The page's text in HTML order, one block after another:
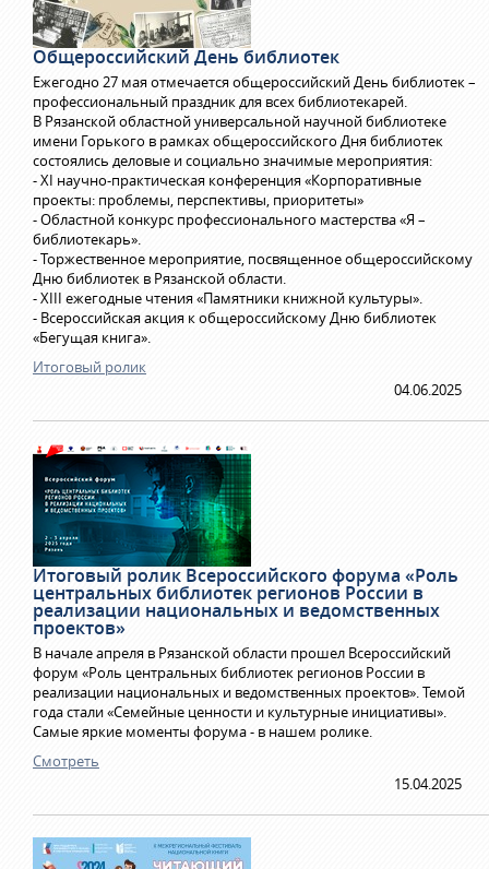
Общероссийский День библиотек
Ежегодно 27 мая отмечается общероссийский День библиотек –
профессиональный праздник для всех библиотекарей.
В Рязанской областной универсальной научной библиотеке
имени Горького в рамках общероссийского Дня библиотек
состоялись деловые и социально значимые мероприятия:
- XI научно-практическая конференция «Корпоративные
проекты: проблемы, перспективы, приоритеты»
- Областной конкурс профессионального мастерства «Я –
библиотекарь».
- Торжественное мероприятие, посвященное общероссийскому
Дню библиотек в Рязанской области.
- ХIII ежегодные чтения «Памятники книжной культуры».
- Всероссийская акция к общероссийскому Дню библиотек
«Бегущая книга».
Итоговый ролик
04.06.2025
Итоговый ролик Всероссийского форума «Роль
центральных библиотек регионов России в
реализации национальных и ведомственных
проектов»
В начале апреля в Рязанской области прошел Всероссийский
форум «Роль центральных библиотек регионов России в
реализации национальных и ведомственных проектов». Темой
года стали «Семейные ценности и культурные инициативы».
Самые яркие моменты форума - в нашем ролике.
Смотреть
15.04.2025